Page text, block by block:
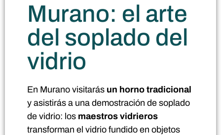
Murano: el arte
del soplado del
vidrio
En Murano visitarás un horno tradicional
y asistirás a una demostración de soplado
de vidrio: los maestros vidrieros
transforman el vidrio fundido en objetos